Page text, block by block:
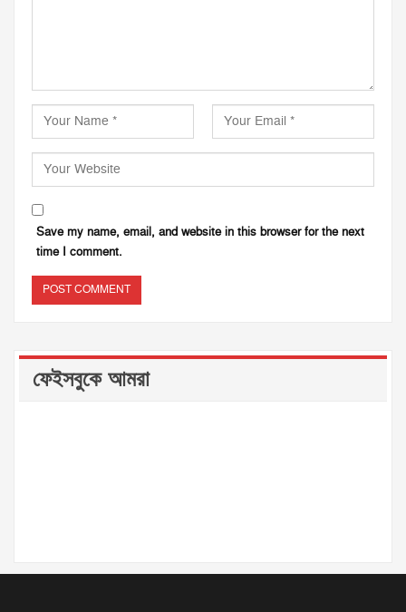
Save my name, email, and website in this browser for the next
time I comment.
ফেইসবুকে আমরা